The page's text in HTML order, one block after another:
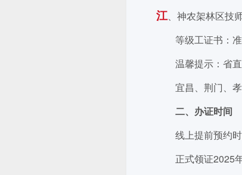
江、神农架林区技
等级工证书：
温馨提示：省
宜昌、荆门、
二、办证时间
线上提前预约
正式领证2025